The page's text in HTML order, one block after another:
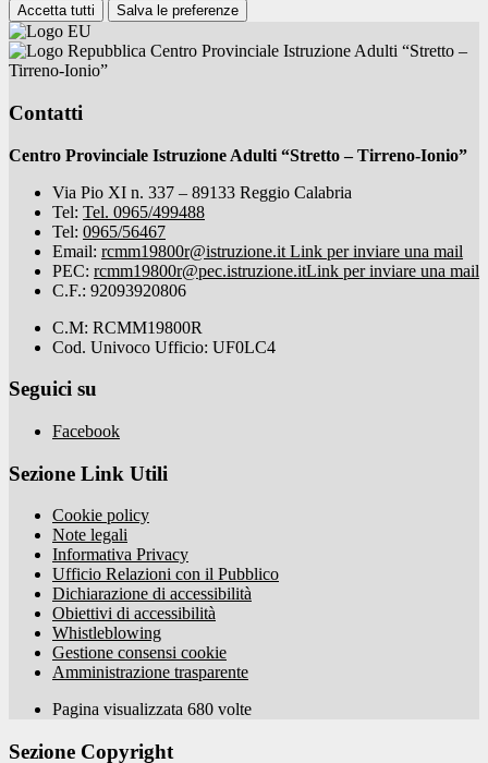
Accetta tutti Salva le preferenze
Centro Provinciale Istruzione Adulti “Stretto –
Tirreno-Ionio”
Contatti
Centro Provinciale Istruzione Adulti “Stretto – Tirreno-Ionio”
Via Pio XI n. 337 – 89133 Reggio Calabria
Tel: Tel. 0965/499488
Tel: 0965/56467
Email: rcmm19800r@istruzione.it Link per inviare una mail
PEC: rcmm19800r@pec.istruzione.itLink per inviare una mail
C.F.: 92093920806
C.M: RCMM19800R
Cod. Univoco Ufficio: UF0LC4
Seguici su
Facebook
Sezione Link Utili
Cookie policy
Note legali
Informativa Privacy
Ufficio Relazioni con il Pubblico
Dichiarazione di accessibilità
Obiettivi di accessibilità
Whistleblowing
Gestione consensi cookie
Amministrazione trasparente
Pagina visualizzata 680 volte
Sezione Copyright